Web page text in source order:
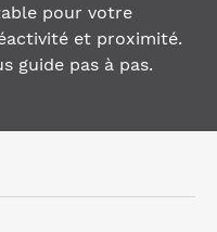
pour votre
et proximité.
guide pas à pas.